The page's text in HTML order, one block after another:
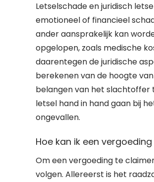
Letselschade en juridisch
emotioneel of financieel
ander aansprakelijk kan
opgelopen, zoals medische
daarentegen de juridische
berekenen van de hoogte
belangen van het slachtoffer
letsel hand in hand gaan bij
ongevallen.
Hoe kan ik een
Om een vergoeding te
volgen. Allereerst is het